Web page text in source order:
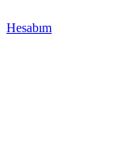
Hesabım